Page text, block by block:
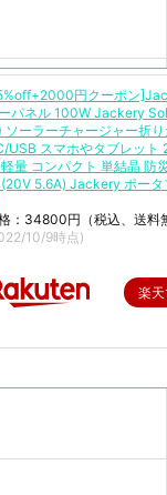
円クーポン
パネル 100W Jackery
ソーラーチャージャー折
USB スマホやタブレット
量 コンパクト 単結晶 防
5.6A) Jackery ポータ
：34800円（税込、送料
10/9時点)
楽